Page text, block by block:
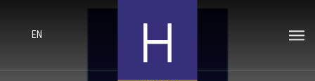
EN